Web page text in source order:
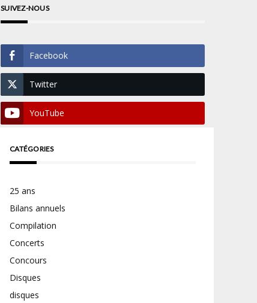
SUIVEZ-NOUS
Facebook
Twitter
YouTube
CATÉGORIES
25 ans
Bilans annuels
Compilation
Concerts
Concours
Disques
disques